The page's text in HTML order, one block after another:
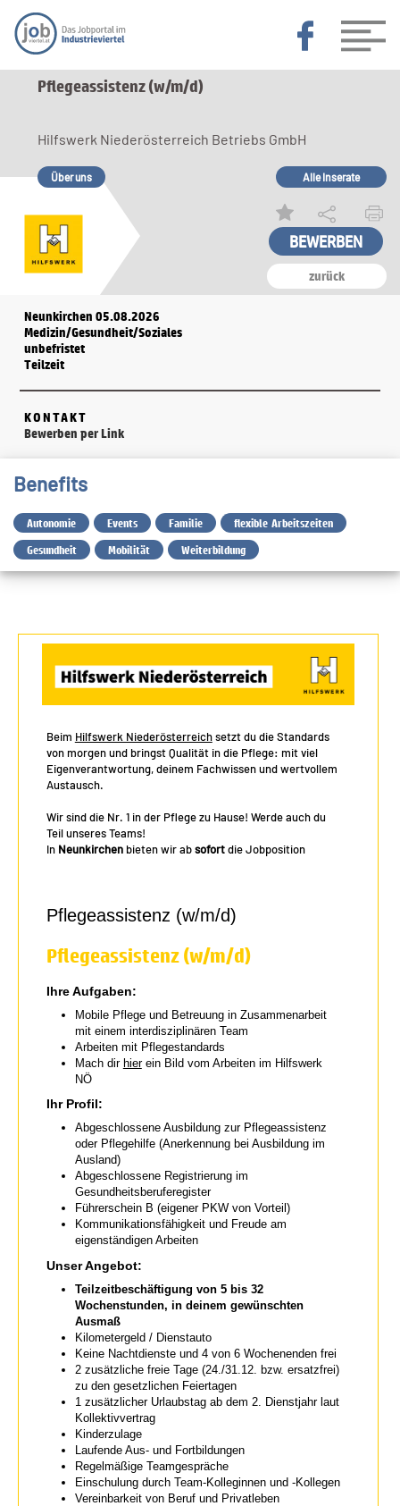
Pflegeassistenz (w/m/d)
zurück
Hilfswerk Niederösterreich Betriebs GmbH
Über uns Alle Inserate
Neunkirchen 05.08.2026
Medizin/Gesundheit/Soziales
unbefristet
Teilzeit
KONTAKT
Bewerben per Link
Benefits
Autonomie Events Familie
flexible Arbeitszeiten
Gesundheit
Mobilität Weiterbildung
Beim Hilfswerk Niederösterreichsetzt du die Standards
von morgen und bringst Qualität in die Pflege: mit viel
Eigenverantwortung, deinem Fachwissen und wertvollem
Austausch.
Wir sind die Nr. 1 in der Pflege zu Hause! Werde auch du
Teil unseres Teams!
In Neunkirchenbieten wir absofortdie Jobposition
Pflegeassistenz (w/m/d)
Pflegeassistenz (w/m/d)
Ihre Aufgaben:
Mobile Pflege und Betreuung in Zusammenarbeit
mit einem interdisziplinären Team
Arbeiten mit Pflegestandards
Mach dir hierein Bild vom Arbeiten im Hilfswerk
NÖ
Ihr Profil:
Abgeschlossene Ausbildung zur Pflegeassistenz
oder Pflegehilfe (Anerkennung bei Ausbildung im
Ausland)
Abgeschlossene Registrierung im
Gesundheitsberuferegister
Führerschein B (eigener PKW von Vorteil)
Kommunikationsfähigkeit und Freude am
eigenständigen Arbeiten
Unser Angebot:
Teilzeitbeschäftigung von 5 bis 32
Wochenstunden, in deinem gewünschten
Ausmaß
Kilometergeld / Dienstauto
Keine Nachtdienste und 4 von 6 Wochenenden frei
2 zusätzliche freie Tage (24./31.12. bzw. ersatzfrei)
zu den gesetzlichen Feiertagen
1 zusätzlicher Urlaubstag ab dem 2. Dienstjahr laut
Kollektivvertrag
Kinderzulage
Laufende Aus- und Fortbildungen
Regelmäßige Teamgespräche
Einschulung durch Team-Kolleginnen und -Kollegen
Vereinbarkeit von Beruf und Privatleben